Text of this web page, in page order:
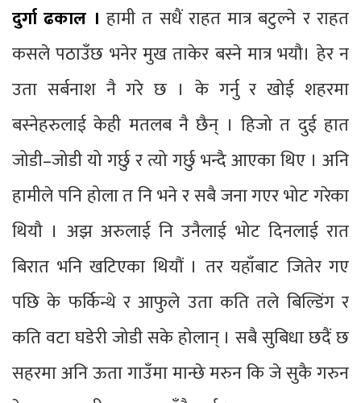
दुर्गा ढकाल । हामी त सधैं राहत मात्र बटुल्ने र राहत
कसले पठाउँछ भनेर मुख ताकेर बस्ने मात्र भयौ। हेर न
उता सर्बनाश नै गरे छ । के गर्नु र खोई शहरमा
बस्नेहरुलाई केही मतलब नै छैन् । हिजो त दुई हात
जोडी–जोडी यो गर्छु र त्यो गर्छु भन्दै आएका थिए । अनि
हामीले पनि होला त नि भने र सबै जना गएर भोट गरेका
थियौ । अझ अरुलाई नि उनैलाई भोट दिनलाई रात
बिरात भनि खटिएका थियौं । तर यहाँबाट जितेर गए
पछि के फर्किन्थे र आफुले उता कति तले बिल्डिंग र
कति वटा घडेरी जोडी सके होलान् । सबै सुबिधा छदैं छ
सहरमा अनि ऊता गाउँमा मान्छे मरुन कि जे सुकै गरुन